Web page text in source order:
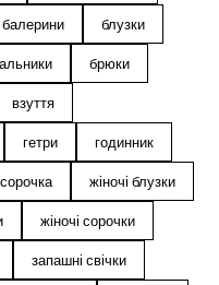
балерини блузки
брюки
взуття
гетри годинник
жіночі блузки
жіночі сорочки
запашні свічки